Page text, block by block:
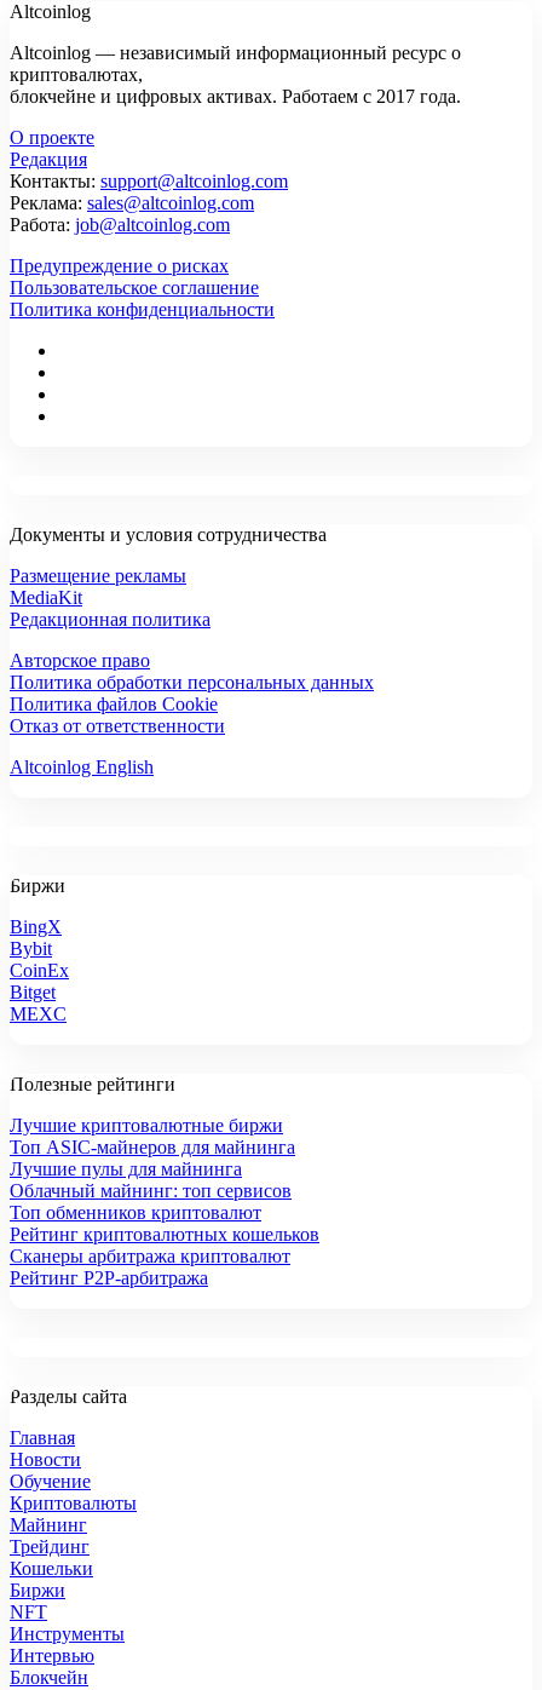
Altcoinlog
Altcoinlog — независимый информационный ресурс о
криптовалютах,
блокчейне и цифровых активах. Работаем с 2017 года.
О проекте
Редакция
Контакты: support@altcoinlog.com
Реклама: sales@altcoinlog.com
Работа: job@altcoinlog.com
Предупреждение о рисках
Пользовательское соглашение
Политика конфиденциальности
Документы и условия сотрудничества
Размещение рекламы
MediaKit
Редакционная политика
Авторское право
Политика обработки персональных данных
Политика файлов Cookie
Отказ от ответственности
Altcoinlog English
Биржи
BingX
Bybit
CoinEx
Bitget
MEXC
Полезные рейтинги
Лучшие криптовалютные биржи
Топ ASIC-майнеров для майнинга
Лучшие пулы для майнинга
Облачный майнинг: топ сервисов
Топ обменников криптовалют
Рейтинг криптовалютных кошельков
Сканеры арбитража криптовалют
Рейтинг P2P-арбитража
Разделы сайта
Главная
Новости
Обучение
Криптовалюты
Майнинг
Трейдинг
Кошельки
Биржи
NFT
Инструменты
Интервью
Блокчейн